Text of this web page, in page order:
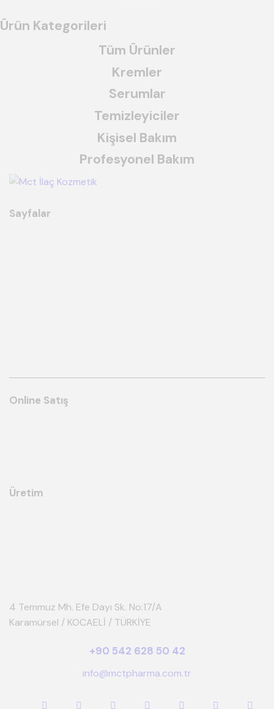
Ürün Kategorileri
Tüm Ürünler
Kremler
Serumlar
Temizleyiciler
Kişisel Bakım
Profesyonel Bakım
Sayfalar
Online Satış
Üretim
4 Temmuz Mh. Efe Dayı Sk. No:17/A
Karamürsel / KOCAELİ / TÜRKİYE
+90 542 628 50 42
info@mctpharma.com.tr